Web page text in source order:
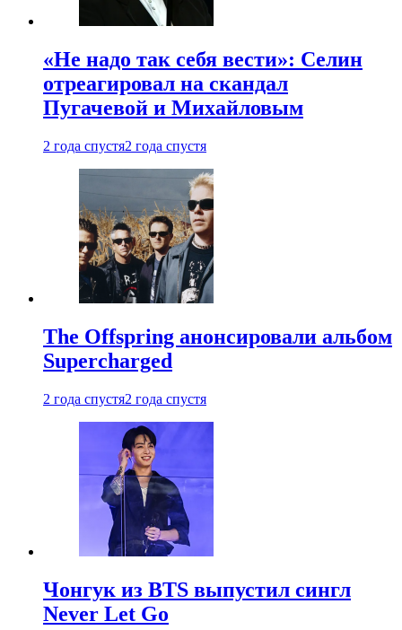
«Не надо так себя вести»: Селин
отреагировал на скандал
Пугачевой и Михайловым
2 года спустя2 года спустя
The Offspring анонсировали альбом
Supercharged
2 года спустя2 года спустя
Чонгук из BTS выпустил сингл
Never Let Go